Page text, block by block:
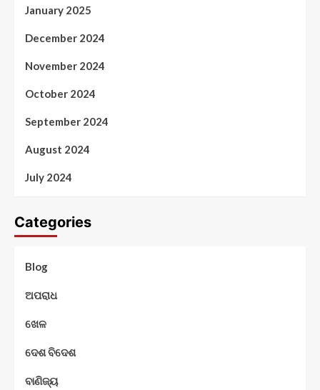
January 2025
December 2024
November 2024
October 2024
September 2024
August 2024
July 2024
Categories
Blog
ଅପରାଧ
ଖେଳ
ଦେଶ ବିଦେଶ
ବାଣିଜ୍ୟ